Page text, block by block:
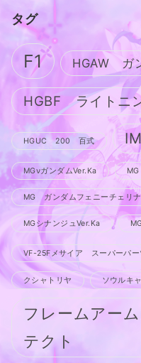
タグ
F1 HGAW ガ
HGBF ライトニ
HGUC 200 百式
MGνガンダムVer.Ka
MG ガンダムフェニーチェリ
MGシナンジュVer.Ka
VF-25Fメサイア スーパーパー
クシャトリヤ ソウルキ
フレームアー
テクト